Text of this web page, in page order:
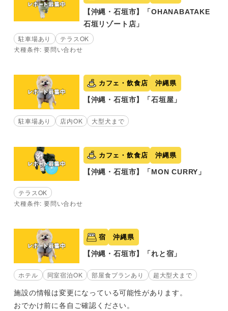
【沖縄・石垣市】「OHANABATAKE
石垣リゾート店」
駐車場あり
テラスOK
犬種条件: 要問い合わせ
カフェ・飲食店 沖縄県
【沖縄・石垣市】「石垣屋」
駐車場あり 店内OK 大型犬まで
カフェ・飲食店 沖縄県
【沖縄・石垣市】「MON CURRY」
テラスOK
犬種条件: 要問い合わせ
宿 沖縄県
【沖縄・石垣市】「れと宿」
ホテル 同室宿泊OK 部屋食プランあり 超大型犬まで
施設の情報は変更になっている可能性があります。
おでかけ前に各自ご確認ください。